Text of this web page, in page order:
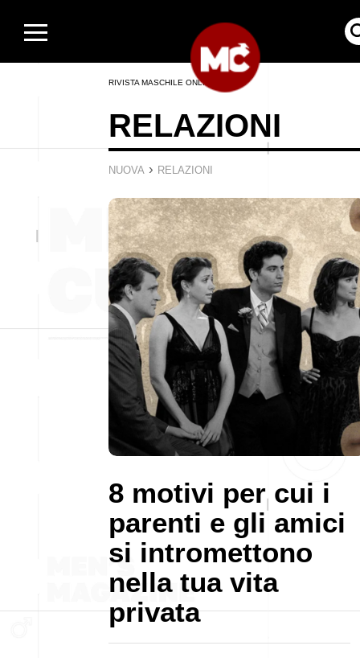
RIVISTA MASCHILE ONLINE
RELAZIONI
NUOVA › RELAZIONI
8 motivi per cui i
parenti e gli amici
si intromettono
nella tua vita
privata